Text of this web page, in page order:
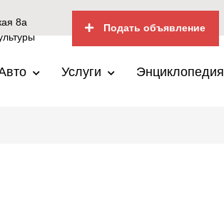
8а
Подать объявление
Услуги Энциклопедия